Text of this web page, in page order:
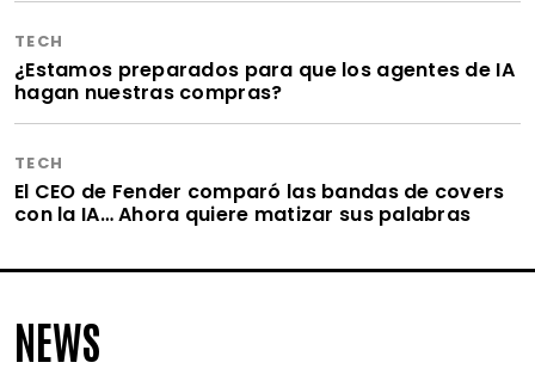
TECH
¿Estamos preparados para que los agentes de IA
hagan nuestras compras?
TECH
El CEO de Fender comparó las bandas de covers
con la IA… Ahora quiere matizar sus palabras
NEWS